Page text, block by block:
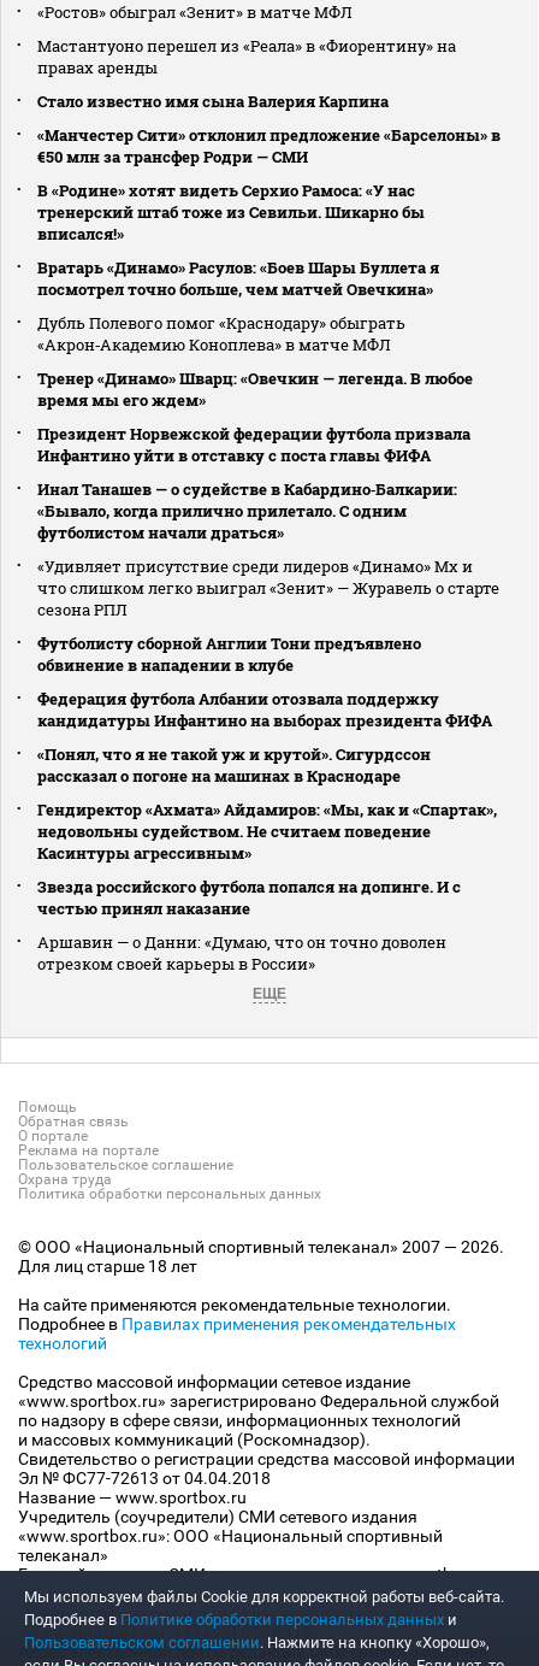
«Ростов» обыграл «Зенит» в матче МФЛ
Мастантуоно перешел из «Реала» в «Фиорентину» на
правах аренды
Стало известно имя сына Валерия Карпина
«Манчестер Сити» отклонил предложение «Барселоны» в
€50 млн за трансфер Родри — СМИ
В «Родине» хотят видеть Серхио Рамоса: «У нас
тренерский штаб тоже из Севильи. Шикарно бы
вписался!»
Вратарь «Динамо» Расулов: «Боев Шары Буллета я
посмотрел точно больше, чем матчей Овечкина»
Дубль Полевого помог «Краснодару» обыграть
«Акрон‑Академию Коноплева» в матче МФЛ
Тренер «Динамо» Шварц: «Овечкин — легенда. В любое
время мы его ждем»
Президент Норвежской федерации футбола призвала
Инфантино уйти в отставку с поста главы ФИФА
Инал Танашев — о судействе в Кабардино‑Балкарии:
«Бывало, когда прилично прилетало. С одним
футболистом начали драться»
«Удивляет присутствие среди лидеров «Динамо» Мх и
что слишком легко выиграл «Зенит» — Журавель о старте
сезона РПЛ
Футболисту сборной Англии Тони предъявлено
обвинение в нападении в клубе
Федерация футбола Албании отозвала поддержку
кандидатуры Инфантино на выборах президента ФИФА
«Понял, что я не такой уж и крутой». Сигурдссон
рассказал о погоне на машинах в Краснодаре
Гендиректор «Ахмата» Айдамиров: «Мы, как и «Спартак»,
недовольны судейством. Не считаем поведение
Касинтуры агрессивным»
Звезда российского футбола попался на допинге. И с
честью принял наказание
Аршавин — о Данни: «Думаю, что он точно доволен
отрезком своей карьеры в России»
ЕЩЕ
Помощь
Обратная связь
О портале
Реклама на портале
Пользовательское соглашение
Охрана труда
Политика обработки персональных данных
© ООО «Национальный спортивный телеканал» 2007 — 2026.
Для лиц старше 18 лет
На сайте применяются рекомендательные технологии.
Подробнее в Правилах применения рекомендательных
технологий
Средство массовой информации сетевое издание
«www.sportbox.ru» зарегистрировано Федеральной службой
по надзору в сфере связи, информационных технологий
и массовых коммуникаций (Роскомнадзор).
Свидетельство о регистрации средства массовой информации
Эл № ФС77-72613 от 04.04.2018
Название — www.sportbox.ru
Учредитель (соучредители) СМИ сетевого издания
«www.sportbox.ru»: ООО «Национальный спортивный
телеканал»
Главный редактор СМИ сетевого издания «www.sportbox.ru»:
Конов В.А.
Номер телефона редакции СМИ сетевого издания
«www.sportbox.ru»: +7 (495) 653 8419
Адрес электронной почты редакции СМИ сетевого издания
Мы используем файлы Сookie для корректной работы веб-сайта.
Подробнее в Политике обработки персональных данных и
Пользовательском соглашении. Нажмите на кнопку «Хорошо»,